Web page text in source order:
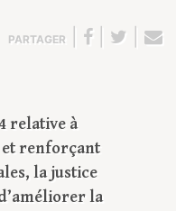
PARTAGER
relative à
et renforçant
la justice
la